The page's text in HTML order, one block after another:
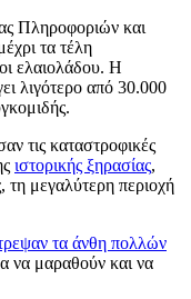
Πληροφοριών και
τα τέλη
ελαιολάδου. Η
λιγότερο από 30.000
τις καταστροφικές
ιστορικής ξηρασίας,
τη μεγαλύτερη περιοχή
τα άνθη πολλών
να μαραθούν και να